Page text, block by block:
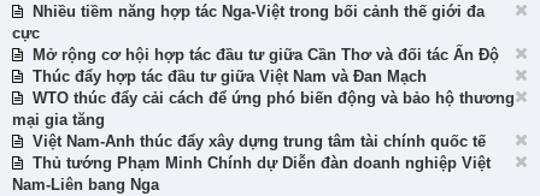
Nhiều tiềm năng hợp tác Nga-Việt trong bối cảnh thế giới đa
cực
Mở rộng cơ hội hợp tác đầu tư giữa Cần Thơ và đối tác Ấn Độ
Thúc đẩy hợp tác đầu tư giữa Việt Nam và Đan Mạch
WTO thúc đẩy cải cách để ứng phó biến động và bảo hộ thương
mại gia tăng
Việt Nam-Anh thúc đẩy xây dựng trung tâm tài chính quốc tế
Thủ tướng Phạm Minh Chính dự Diễn đàn doanh nghiệp Việt
Nam-Liên bang Nga